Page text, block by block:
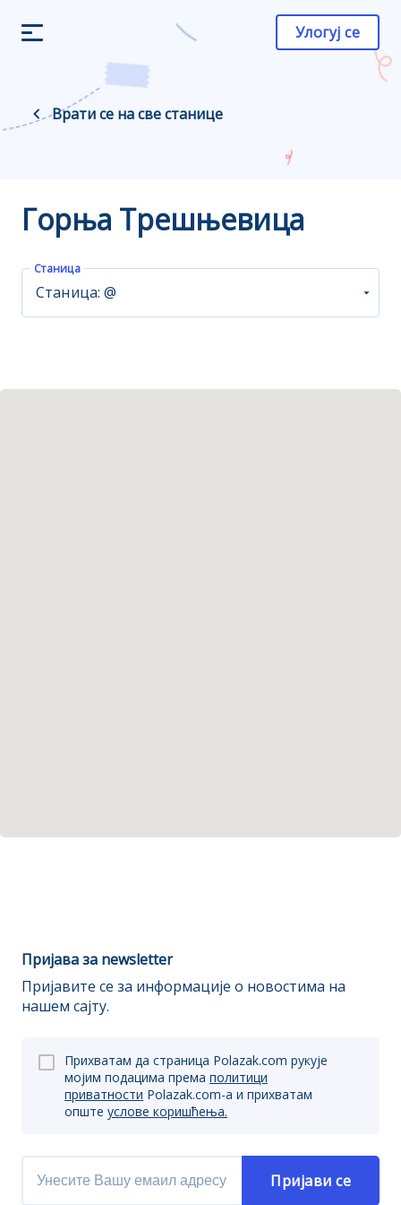
Улогуј се
Врати се на све станице
Горња Трешњевица
Станица
Станица: @
Пријава за newsletter
Пријавите се за информације о новостима на
нашем сајту.
Прихватам да страница Polazak.com рукује
мојим подацима према политици
приватности Polazak.com-a и прихватам
опште услове коришћења.
Пријави се